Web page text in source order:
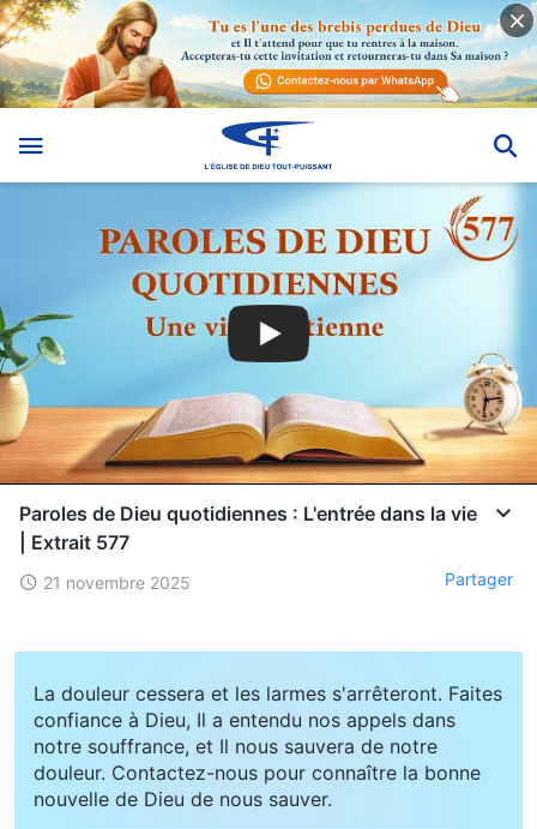
Paroles de Dieu quotidiennes : L'entrée dans la vie
| Extrait 577
21 novembre 2025 Partager
La douleur cessera et les larmes s'arrêteront. Faites
confiance à Dieu, Il a entendu nos appels dans
notre souffrance, et Il nous sauvera de notre
douleur. Contactez-nous pour connaître la bonne
nouvelle de Dieu de nous sauver.